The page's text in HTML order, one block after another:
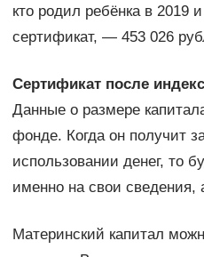
кто родил ребёнка в 2019
сертификат, — 453 026
Сертификат после
Данные о размере
фонде. Когда он получит
использовании денег, то
именно на свои сведения,
Материнский капитал